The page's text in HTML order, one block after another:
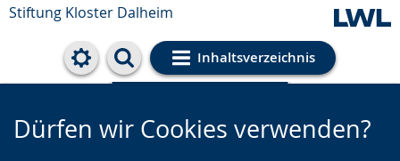
Stiftung Kloster Dalheim
Inhaltsverzeichnis
Cookie-Einstellungen
Dürfen wir Cookies verwenden?